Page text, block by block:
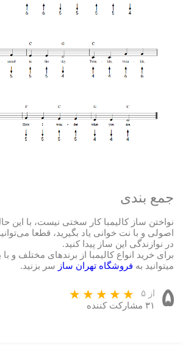
جمع بندی
نواختن ساز کالیمبا کار سختی نیست، با این حال
اصولی و با نت خوانی یاد بگیرید، قطعا
در نوازندگی این ساز پیدا کنید.
برای خرید انواع کالیمبا از برندهای مختلف و
میتوانید به فروشگاه تهران ساز سر بزنید.
۵ از ۵
۳۱ مشارکت کننده